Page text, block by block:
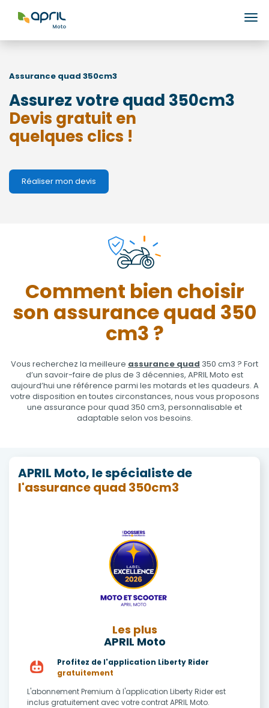
Assurance quad 350cm3
Assurez votre quad 350cm3
Devis gratuit en
quelques clics !
Réaliser mon devis
Comment bien choisir
son assurance quad 350
cm3 ?
Vous recherchez la meilleure assurance quad 350 cm3 ? Fort
d’un savoir-faire de plus de 3 décennies, APRIL Moto est
aujourd’hui une référence parmi les motards et les quadeurs. A
votre disposition en toutes circonstances, nous vous proposons
une assurance pour quad 350 cm3, personnalisable et
adaptable selon vos besoins.
APRIL Moto, le spécialiste de
l'assurance quad 350cm3
Les plus
APRIL Moto
Profitez de l'application Liberty Rider
gratuitement
L'abonnement Premium à l'application Liberty Rider est
inclus gratuitement avec votre contrat APRIL Moto.